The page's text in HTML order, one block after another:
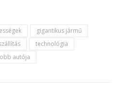
gigantikus jármű
technológia
autója